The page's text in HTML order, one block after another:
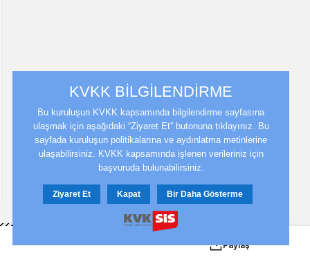
Paylaş
KVKK BİLGİLENDİRME
Bu kuruluşun KVKK kapsamında bilgilendirme sayfasına
ulaşmak için aşağıdaki “Ziyaret Et” butonuna tıklayınız. Bu
sayfada kuruluşun politikalarına ve aydınlatma metinlerine
ulaşabilirsiniz. KVKK kapsamında işlenen verileriniz için
başvuruda bulunabilirsiniz.
Ziyaret Et Kapat Bir Daha Gösterme